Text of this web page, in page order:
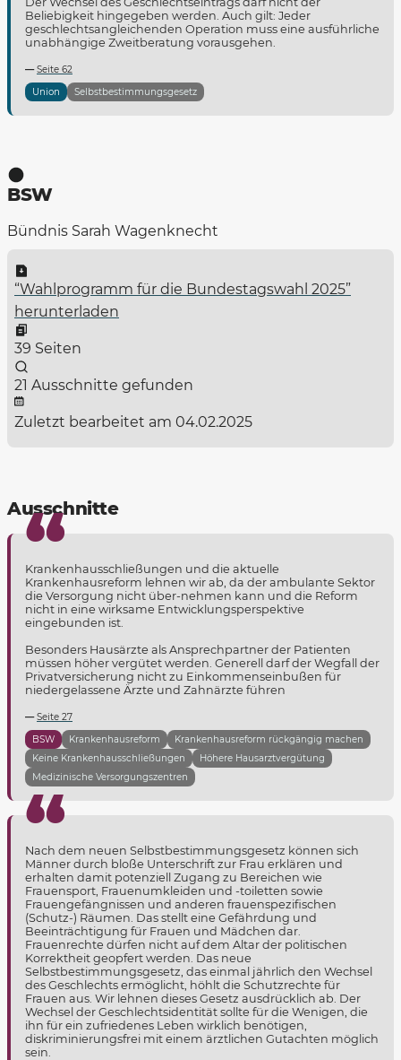
Beliebigkeit hingegeben werden. Auch gilt: Jeder
geschlechtsangleichenden Operation muss eine ausführliche
unabhängige Zweitberatung vorausgehen.
Seite 62
Union
Selbstbestimmungsgesetz
BSW
Bündnis Sarah Wagenknecht
“Wahlprogramm für die Bundestagswahl 2025”
herunterladen
39 Seiten
21 Ausschnitte gefunden
Zuletzt bearbeitet am 04.02.2025
Ausschnitte
Krankenhausschließungen und die aktuelle
Krankenhausreform lehnen wir ab, da der ambulante Sektor
die Versorgung nicht über-nehmen kann und die Reform
nicht in eine wirksame Entwicklungsperspektive
eingebunden ist.
Besonders Hausärzte als Ansprechpartner der Patienten
müssen höher vergütet werden. Generell darf der Wegfall der
Privatversicherung nicht zu Einkommenseinbußen für
niedergelassene Ärzte und Zahnärzte führen
Seite 27
BSW
Krankenhausreform
Krankenhausreform rückgängig machen
Keine Krankenhausschließungen
Höhere Hausarztvergütung
Medizinische Versorgungszentren
Nach dem neuen Selbstbestimmungsgesetz können sich
Männer durch bloße Unterschrift zur Frau erklären und
erhalten damit potenziell Zugang zu Bereichen wie
Frauensport, Frauenumkleiden und -toiletten sowie
Frauengefängnissen und anderen frauenspezifischen
(Schutz-) Räumen. Das stellt eine Gefährdung und
Beeinträchtigung für Frauen und Mädchen dar.
Frauenrechte dürfen nicht auf dem Altar der politischen
Korrektheit geopfert werden. Das neue
Selbstbestimmungsgesetz, das einmal jährlich den Wechsel
des Geschlechts ermöglicht, höhlt die Schutzrechte für
Frauen aus. Wir lehnen dieses Gesetz ausdrücklich ab. Der
Wechsel der Geschlechtsidentität sollte für die Wenigen, die
ihn für ein zufriedenes Leben wirklich benötigen,
diskriminierungsfrei mit einem ärztlichen Gutachten möglich
sein.